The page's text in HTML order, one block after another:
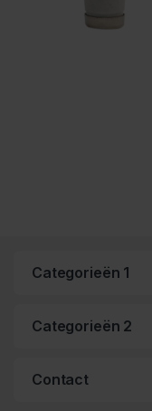
Categorieën 1
Categorieën 2
Contact